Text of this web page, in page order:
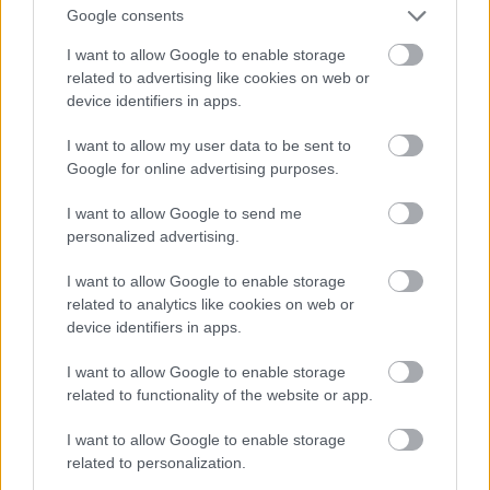
Google consents
I want to allow Google to enable storage
related to advertising like cookies on web or
device identifiers in apps.
I want to allow my user data to be sent to
Google for online advertising purposes.
I want to allow Google to send me
personalized advertising.
I want to allow Google to enable storage
related to analytics like cookies on web or
device identifiers in apps.
I want to allow Google to enable storage
related to functionality of the website or app.
I want to allow Google to enable storage
related to personalization.
A karosszéria elemek az ajánlott fényezés
hasonló árnyalatú anyagból készültek
A piros Hacsi nem sokban különbözik a fehértől. A
motortér üres marad, ezért a géptetőt érdemes fixre
ragasztani. A beltérben egészen furcsa színvilág van:
vörösesbarna és narancssárga kárpitelemeket jelöl
az útmutató. Az üléseken a majdnem teli fejtámlák
vannak.
A hűtőmaszk itt már az általam is ismert fekete
plasztik, a tükrökhöz krómozott kis lapokat is adnak,
is komoly odafigyelést igényel, persze senki nem
mondta, hogy kötelező ezt a sémát tartani, egy